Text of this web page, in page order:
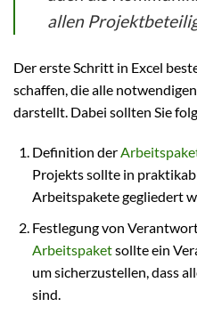
allen
Der erste Schritt in Excel
schaffen, die alle
darstellt. Dabei sollten Sie
Definition der
Projekts sollte in
Arbeitspakete gegliedert
Festlegung von
Arbeitspaketsollte ein
um sicherzustellen, dass
sind.